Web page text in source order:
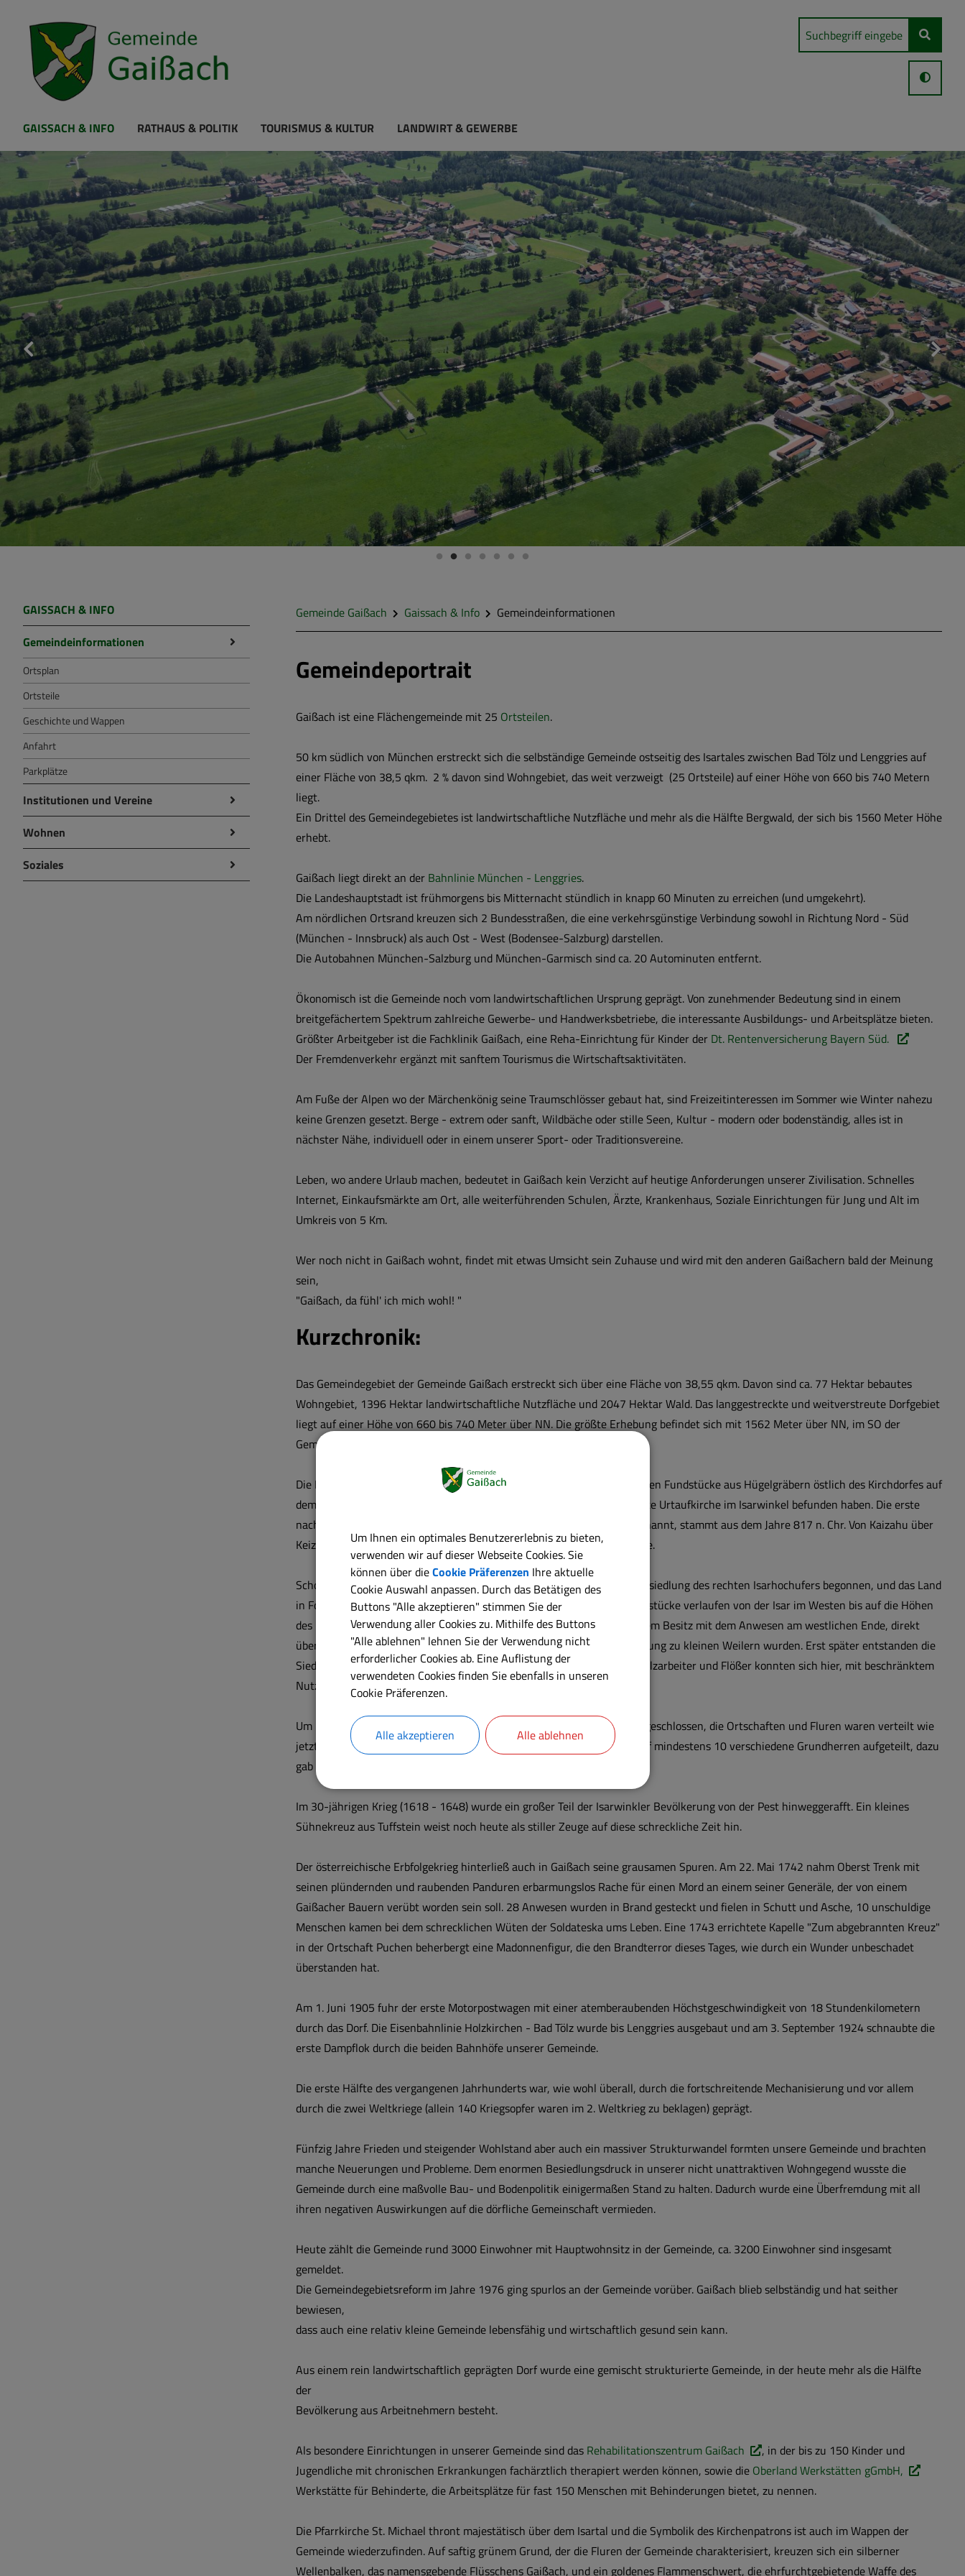
GAISSACH & INFO RATHAUS & POLITIK TOURISMUS & KULTUR LANDWIRT & GEWERBE
GAISSACH & INFO
Gemeindeinformationen
Ortsplan
Ortsteile
Geschichte und Wappen
Anfahrt
Parkplätze
Institutionen und Vereine
Wohnen
Soziales
Gemeinde Gaißach Gaissach & Info Gemeindeinformationen
Gemeindeportrait
Gaißach ist eine Flächengemeinde mit 25 Ortsteilen.
50 km südlich von München erstreckt sich die selbständige Gemeinde ostseitig des Isartales zwischen Bad Tölz und Lenggries auf
einer Fläche von 38,5 qkm. 2 % davon sind Wohngebiet, das weit verzweigt (25 Ortsteile) auf einer Höhe von 660 bis 740 Metern
liegt.
Ein Drittel des Gemeindegebietes ist landwirtschaftliche Nutzfläche und mehr als die Hälfte Bergwald, der sich bis 1560 Meter Höhe
erhebt.
Gaißach liegt direkt an der Bahnlinie München - Lenggries.
Die Landeshauptstadt ist frühmorgens bis Mitternacht stündlich in knapp 60 Minuten zu erreichen (und umgekehrt).
Am nördlichen Ortsrand kreuzen sich 2 Bundesstraßen, die eine verkehrsgünstige Verbindung sowohl in Richtung Nord - Süd
(München - Innsbruck) als auch Ost - West (Bodensee-Salzburg) darstellen.
Die Autobahnen München-Salzburg und München-Garmisch sind ca. 20 Autominuten entfernt.
Ökonomisch ist die Gemeinde noch vom landwirtschaftlichen Ursprung geprägt. Von zunehmender Bedeutung sind in einem
breitgefächertem Spektrum zahlreiche Gewerbe- und Handwerksbetriebe, die interessante Ausbildungs- und Arbeitsplätze bieten.
Größter Arbeitgeber ist die Fachklinik Gaißach, eine Reha-Einrichtung für Kinder der Dt. Rentenversicherung Bayern Süd.
Der Fremdenverkehr ergänzt mit sanftem Tourismus die Wirtschaftsaktivitäten.
Am Fuße der Alpen wo der Märchenkönig seine Traumschlösser gebaut hat, sind Freizeitinteressen im Sommer wie Winter nahezu
keine Grenzen gesetzt. Berge - extrem oder sanft, Wildbäche oder stille Seen, Kultur - modern oder bodenständig, alles ist in
nächster Nähe, individuell oder in einem unserer Sport- oder Traditionsvereine.
Leben, wo andere Urlaub machen, bedeutet in Gaißach kein Verzicht auf heutige Anforderungen unserer Zivilisation. Schnelles
Internet, Einkaufsmärkte am Ort, alle weiterführenden Schulen, Ärzte, Krankenhaus, Soziale Einrichtungen für Jung und Alt im
Umkreis von 5 Km.
Wer noch nicht in Gaißach wohnt, findet mit etwas Umsicht sein Zuhause und wird mit den anderen Gaißachern bald der Meinung
sein,
"Gaißach, da fühl' ich mich wohl! "
Kurzchronik:
Das Gemeindegebiet der Gemeinde Gaißach erstreckt sich über eine Fläche von 38,55 qkm. Davon sind ca. 77 Hektar bebautes
Wohngebiet, 1396 Hektar landwirtschaftliche Nutzfläche und 2047 Hektar Wald. Das langgestreckte und weitverstreute Dorfgebiet
liegt auf einer Höhe von 660 bis 740 Meter über NN. Die größte Erhebung befindet sich mit 1562 Meter über NN, im SO der
Gemeinde, am Fockenstein.
Die Besiedlung reicht bis in das 2. Jahrhundert v. Chr. zurück. Das beweisen Fundstücke aus Hügelgräbern östlich des Kirchdorfes auf
dem sogenannten Coronafeld. An dieser Stelle dürfte sich wohl die älteste Urtaufkirche im Isarwinkel befunden haben. Die erste
nachweisliche urkundliche Erwähnung von Gaißach, damals Kaizahu genannt, stammt aus dem Jahre 817 n. Chr. Von Kaizahu über
Keizan, Kazzah, Gaizzah, entstand im Lauf der Zeit der heutige Ortsname.
Schon in der 2. Hälfte des 8. Jahrhunderts wurde mit der Rodung und Besiedlung des rechten Isarhochufers begonnen, und das Land
in Form von Waldhuten aufgeteilt. Diese von Hecken eingegrenzten Flurstücke verlaufen von der Isar im Westen bis auf die Höhen
des Rechelberges im Osten und waren ursprünglich durchgehend in einem Besitz mit dem Anwesen am westlichen Ende, direkt
über dem Isarrain. Zunächst waren es Einzelhöfe, die dann durch Erbteilung zu kleinen Weilern wurden. Erst später entstanden die
Siedlungen am Talboden der Isar, im sogenannten Gries. Handwerker, Holzarbeiter und Flößer konnten sich hier, mit beschränktem
Nutzungsrecht, niederlassen und ihrer Beschäftigung nachgehen.
Um 1300 n. Chr. war die Besiedlung des Isarwinkels im wesentlichen abgeschlossen, die Ortschaften und Fluren waren verteilt wie
jetzt. Im 16. Jahrhundert gab es in Gaißach ca. 125 Höfe; diese waren auf mindestens 10 verschiedene Grundherren aufgeteilt, dazu
gab es 12 freie Bauern.
Im 30-jährigen Krieg (1618 - 1648) wurde ein großer Teil der Isarwinkler Bevölkerung von der Pest hinweggerafft. Ein kleines
Sühnekreuz aus Tuffstein weist noch heute als stiller Zeuge auf diese schreckliche Zeit hin.
Der österreichische Erbfolgekrieg hinterließ auch in Gaißach seine grausamen Spuren. Am 22. Mai 1742 nahm Oberst Trenk mit
seinen plündernden und raubenden Panduren erbarmungslos Rache für einen Mord an einem seiner Generäle, der von einem
Gaißacher Bauern verübt worden sein soll. 28 Anwesen wurden in Brand gesteckt und fielen in Schutt und Asche, 10 unschuldige
Menschen kamen bei dem schrecklichen Wüten der Soldateska ums Leben. Eine 1743 errichtete Kapelle "Zum abgebrannten Kreuz"
in der Ortschaft Puchen beherbergt eine Madonnenfigur, die den Brandterror dieses Tages, wie durch ein Wunder unbeschadet
überstanden hat.
Am 1. Juni 1905 fuhr der erste Motorpostwagen mit einer atemberaubenden Höchstgeschwindigkeit von 18 Stundenkilometern
durch das Dorf. Die Eisenbahnlinie Holzkirchen - Bad Tölz wurde bis Lenggries ausgebaut und am 3. September 1924 schnaubte die
erste Dampflok durch die beiden Bahnhöfe unserer Gemeinde.
Die erste Hälfte des vergangenen Jahrhunderts war, wie wohl überall, durch die fortschreitende Mechanisierung und vor allem
durch die zwei Weltkriege (allein 140 Kriegsopfer waren im 2. Weltkrieg zu beklagen) geprägt.
Fünfzig Jahre Frieden und steigender Wohlstand aber auch ein massiver Strukturwandel formten unsere Gemeinde und brachten
manche Neuerungen und Probleme. Dem enormen Besiedlungsdruck in unserer nicht unattraktiven Wohngegend wusste die
Gemeinde durch eine maßvolle Bau- und Bodenpolitik einigermaßen Stand zu halten. Dadurch wurde eine Überfremdung mit all
ihren negativen Auswirkungen auf die dörfliche Gemeinschaft vermieden.
Heute zählt die Gemeinde rund 3000 Einwohner mit Hauptwohnsitz in der Gemeinde, ca. 3200 Einwohner sind insgesamt
gemeldet.
Die Gemeindegebietsreform im Jahre 1976 ging spurlos an der Gemeinde vorüber. Gaißach blieb selbständig und hat seither
bewiesen,
dass auch eine relativ kleine Gemeinde lebensfähig und wirtschaftlich gesund sein kann.
Aus einem rein landwirtschaftlich geprägten Dorf wurde eine gemischt strukturierte Gemeinde, in der heute mehr als die Hälfte
der
Bevölkerung aus Arbeitnehmern besteht.
Als besondere Einrichtungen in unserer Gemeinde sind das Rehabilitationszentrum Gaißach
, in der bis zu 150 Kinder und
Jugendliche mit chronischen Erkrankungen fachärztlich therapiert werden können, sowie die Oberland Werkstätten gGmbH,
Werkstätte für Behinderte, die Arbeitsplätze für fast 150 Menschen mit Behinderungen bietet, zu nennen.
Die Pfarrkirche St. Michael thront majestätisch über dem Isartal und die Symbolik des Kirchenpatrons ist auch im Wappen der
Gemeinde wiederzufinden. Auf saftig grünem Grund, der die Fluren der Gemeinde charakterisiert, kreuzen sich ein silberner
Wellenbalken, das namensgebende Flüsschens Gaißach, und ein goldenes Flammenschwert, die ehrfurchtgebietende Waffe des
Um Ihnen ein optimales Benutzererlebnis zu bieten,
verwenden wir auf dieser Webseite Cookies. Sie
können über dieCookie Präferenzen Ihre aktuelle
Cookie Auswahl anpassen. Durch das Betätigen des
Buttons "Alle akzeptieren" stimmen Sie der
Verwendung aller Cookies zu. Mithilfe des Buttons
"Alle ablehnen" lehnen Sie der Verwendung nicht
erforderlicher Cookies ab. Eine Auflistung der
verwendeten Cookies finden Sie ebenfalls in unseren
Cookie Präferenzen.
Alle akzeptieren Alle ablehnen